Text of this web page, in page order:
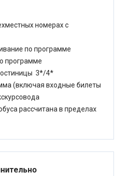
номерах с
по программе
программе
3*/4*
(включая входные билеты
рассчитана в пределах